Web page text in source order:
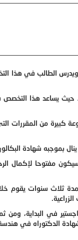
الطالب في هذا
حيث يساعد هذا
كبيرة من المقررات
ينال بموجبه شهادة
مفتوحا لإكمال
ثلاث سنوات يقوم
في البداية،
الدكتوراه في هندسة